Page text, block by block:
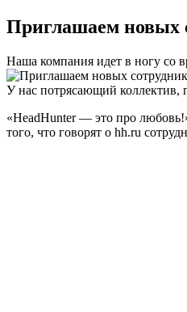
Приглашаем новых
Наша компания идет в ногу со
У нас потрясающий коллектив,
«HeadHunter — это про
того, что говорят о hh.ru